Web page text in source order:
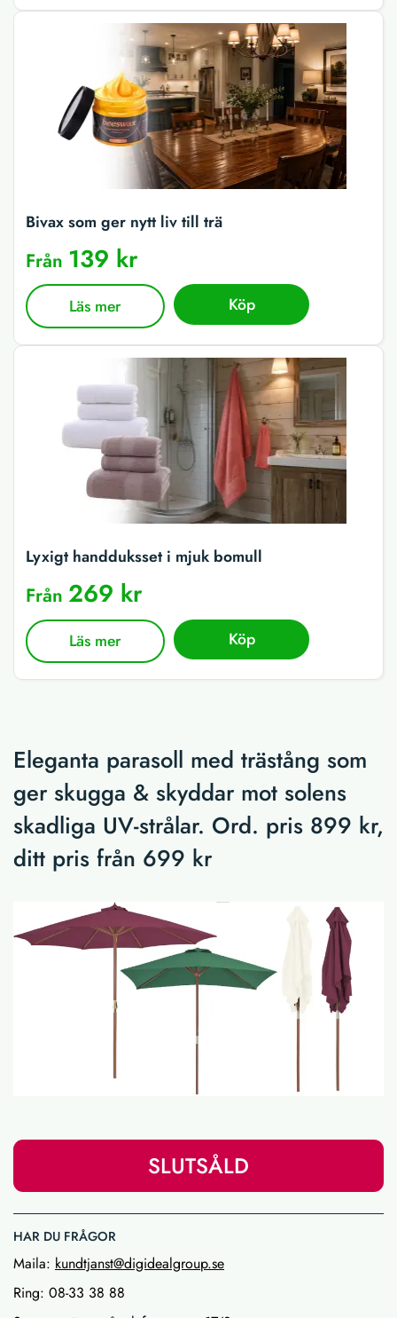
Bivax som ger nytt liv till trä
Från 139 kr
Läs mer Köp
Lyxigt handduksset i mjuk bomull
Från 269 kr
Läs mer Köp
Eleganta parasoll med trästång som
ger skugga & skyddar mot solens
skadliga UV-strålar. Ord. pris 899 kr,
ditt pris från 699 kr
SLUTSÅLD
HAR DU FRÅGOR
Maila: kundtjanst@digidealgroup.se
Ring: 08-33 38 88